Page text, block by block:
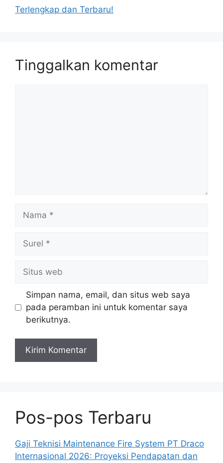
Terlengkap dan Terbaru!
Tinggalkan komentar
web
Simpan nama, email, dan situs web saya
pada peramban ini untuk komentar saya
berikutnya.
Pos-pos Terbaru
Gaji Teknisi Maintenance Fire System PT Draco
Internasional 2026: Proyeksi Pendapatan dan